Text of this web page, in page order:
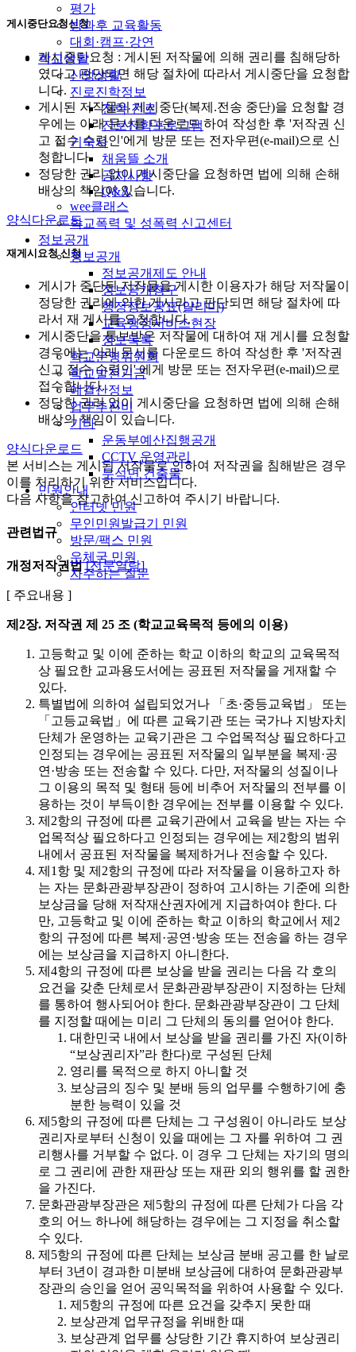
평가
방과후 교육활동
대회·캠프·강연
학교생활
신앙생활
진로진학정보
진학·진로
진로진학프로그램
기숙사
채움뜰 소개
공지사항
Q&A
wee클래스
학교폭력 및 성폭력 신고센터
정보공개
정보공개
정보공개제도 안내
정보공개청구
행정정보공표(알리미)
교육행정서비스현장
정보목록
학교운영위원회
학교발전기금
예결산정보
업무추진비
기타
운동부예산집행공개
CCTV 운영관리
무석면 건출물
민원안내
인터넷 민원
무인민원발급기 민원
방문/팩스 민원
우체국 민원
자주하는 질문
게시중단요청신청
게시중단요청 : 게시된 저작물에 의해 권리를 침해당하
였다고 판단되면 해당 절차에 따라서 게시중단을 요청합
니다.
게시된 저작물의 게시중단(복제.전송 중단)을 요청할 경
우에는 아래 문서를 다운로드 하여 작성한 후 '저작권 신
고 접수 수령인'에게 방문 또는 전자우편(e-mail)으로 신
청합니다.
정당한 권리 없이 게시중단을 요청하면 법에 의해 손해
배상의 책임이 있습니다.
양식다운로드
재게시요청 신청
게시가 중단된 저작물을 게시한 이용자가 해당 저작물이
정당한 권리에 의한 게시라고 판단되면 해당 절차에 따
라서 재 게시를 요청합니다.
게시중단을 통보받은 저작물에 대하여 재 게시를 요청할
경우에는 아래 문서를 다운로드 하여 작성한 후 '저작권
신고 접수 수령인' 에게 방문 또는 전자우편(e-mail)으로
접수합니다.
정당한 권리 없이 게시중단을 요청하면 법에 의해 손해
배상의 책임이 있습니다.
양식다운로드
본 서비스는 게시된 저작물로 인하여 저작권을 침해받은 경우
이를 처리하기 위한 서비스입니다.
다음 사항을 참고하여 신고하여 주시기 바랍니다.
관련법규
개정저작권법 [전문열람]
[ 주요내용 ]
제2장. 저작권 제 25 조 (학교교육목적 등에의 이용)
고등학교 및 이에 준하는 학교 이하의 학교의 교육목적
상 필요한 교과용도서에는 공표된 저작물을 게재할 수
있다.
특별법에 의하여 설립되었거나 「초·중등교육법」 또는
「고등교육법」에 따른 교육기관 또는 국가나 지방자치
단체가 운영하는 교육기관은 그 수업목적상 필요하다고
인정되는 경우에는 공표된 저작물의 일부분을 복제·공
연·방송 또는 전송할 수 있다. 다만, 저작물의 성질이나
그 이용의 목적 및 형태 등에 비추어 저작물의 전부를 이
용하는 것이 부득이한 경우에는 전부를 이용할 수 있다.
제2항의 규정에 따른 교육기관에서 교육을 받는 자는 수
업목적상 필요하다고 인정되는 경우에는 제2항의 범위
내에서 공표된 저작물을 복제하거나 전송할 수 있다.
제1항 및 제2항의 규정에 따라 저작물을 이용하고자 하
는 자는 문화관광부장관이 정하여 고시하는 기준에 의한
보상금을 당해 저작재산권자에게 지급하여야 한다. 다
만, 고등학교 및 이에 준하는 학교 이하의 학교에서 제2
항의 규정에 따른 복제·공연·방송 또는 전송을 하는 경우
에는 보상금을 지급하지 아니한다.
제4항의 규정에 따른 보상을 받을 권리는 다음 각 호의
요건을 갖춘 단체로서 문화관광부장관이 지정하는 단체
를 통하여 행사되어야 한다. 문화관광부장관이 그 단체
를 지정할 때에는 미리 그 단체의 동의를 얻어야 한다.
대한민국 내에서 보상을 받을 권리를 가진 자(이하
“보상권리자”라 한다)로 구성된 단체
영리를 목적으로 하지 아니할 것
보상금의 징수 및 분배 등의 업무를 수행하기에 충
분한 능력이 있을 것
제5항의 규정에 따른 단체는 그 구성원이 아니라도 보상
권리자로부터 신청이 있을 때에는 그 자를 위하여 그 권
리행사를 거부할 수 없다. 이 경우 그 단체는 자기의 명의
로 그 권리에 관한 재판상 또는 재판 외의 행위를 할 권한
을 가진다.
문화관광부장관은 제5항의 규정에 따른 단체가 다음 각
호의 어느 하나에 해당하는 경우에는 그 지정을 취소할
수 있다.
제5항의 규정에 따른 단체는 보상금 분배 공고를 한 날로
부터 3년이 경과한 미분배 보상금에 대하여 문화관광부
장관의 승인을 얻어 공익목적을 위하여 사용할 수 있다.
제5항의 규정에 따른 요건을 갖추지 못한 때
보상관계 업무규정을 위배한 때
보상관계 업무를 상당한 기간 휴지하여 보상권리